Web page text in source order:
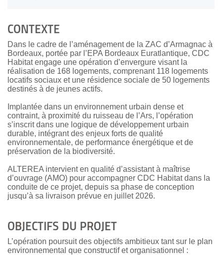
CONTEXTE
Dans le cadre de l’aménagement de la ZAC d’Armagnac à
Bordeaux, portée par l’EPA Bordeaux Euratlantique, CDC
Habitat engage une opération d’envergure visant la
réalisation de 168 logements, comprenant 118 logements
locatifs sociaux et une résidence sociale de 50 logements
destinés à de jeunes actifs.
Implantée dans un environnement urbain dense et
contraint, à proximité du ruisseau de l’Ars, l’opération
s’inscrit dans une logique de développement urbain
durable, intégrant des enjeux forts de qualité
environnementale, de performance énergétique et de
préservation de la biodiversité.
ALTEREA intervient en qualité d’assistant à maîtrise
d’ouvrage (AMO) pour accompagner CDC Habitat dans la
conduite de ce projet, depuis sa phase de conception
jusqu’à sa livraison prévue en juillet 2026.
OBJECTIFS DU PROJET
L’opération poursuit des objectifs ambitieux tant sur le plan
environnemental que constructif et organisationnel :